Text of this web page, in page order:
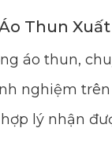
Thun Xuất
áo thun,
nghiệm
hợp lý nhận